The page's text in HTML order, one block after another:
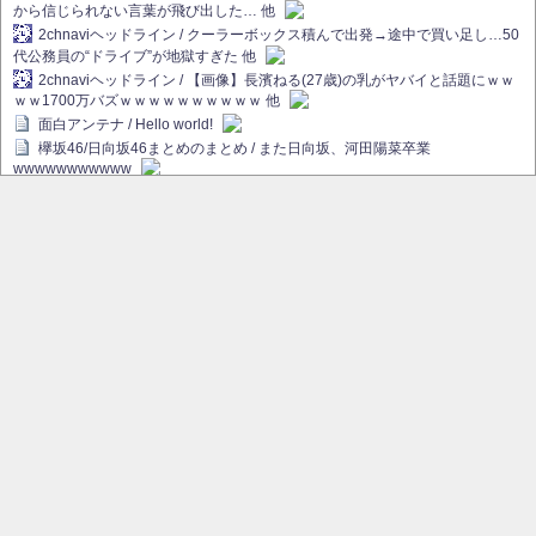
から信じられない言葉が飛び出した… 他
2chnaviヘッドライン / クーラーボックス積んで出発→途中で買い足し…50
代公務員の“ドライブ”が地獄すぎた 他
2chnaviヘッドライン / 【画像】長濱ねる(27歳)の乳がヤバイと話題にｗｗ
ｗｗ1700万バズｗｗｗｗｗｗｗｗｗｗ 他
面白アンテナ / Hello world!
欅坂46/日向坂46まとめのまとめ / また日向坂、河田陽菜卒業
wwwwwwwwwww